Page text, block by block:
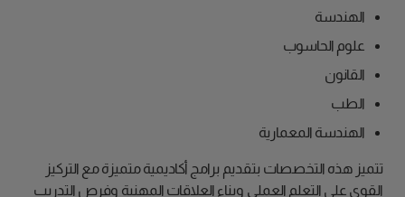
الهندسة
علوم الحاسوب
القانون
الطب
الهندسة المعمارية
تتميز هذه التخصصات بتقديم برامج أكاديمية متميزة مع التركيز
القوي على التعلم العملي وبناء العلاقات المهنية وفرص التدريب